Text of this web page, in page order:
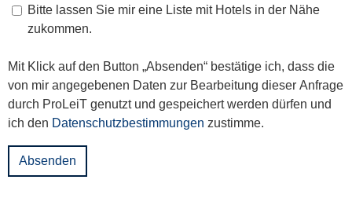
Bitte lassen Sie mir eine Liste mit Hotels in der Nähe
zukommen.
Mit Klick auf den Button „Absenden“ bestätige ich, dass die
von mir angegebenen Daten zur Bearbeitung dieser Anfrage
durch ProLeiT genutzt und gespeichert werden dürfen und
ich den Datenschutzbestimmungen zustimme.